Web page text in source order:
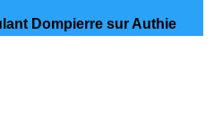
Dompierre sur Authie